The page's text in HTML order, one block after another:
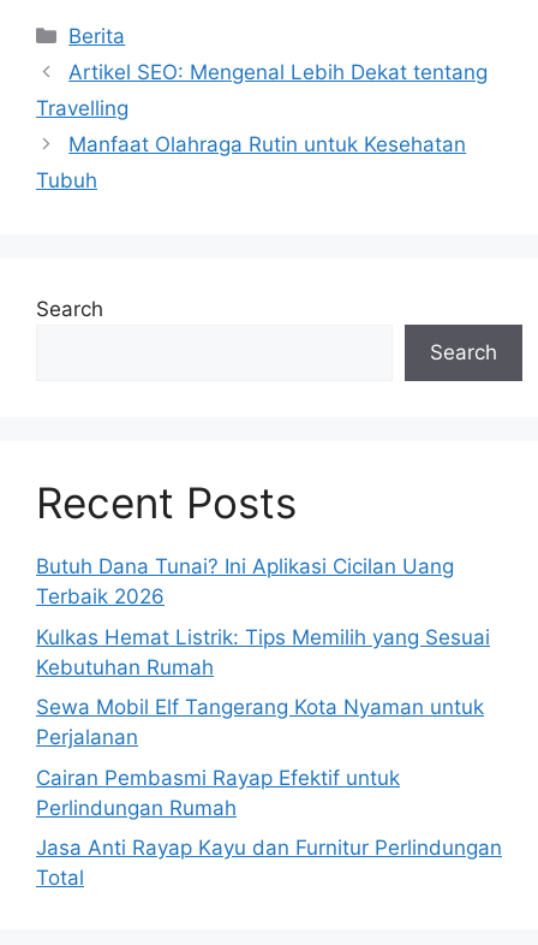
Categories
Berita
Artikel SEO: Mengenal Lebih Dekat tentang
Travelling
Manfaat Olahraga Rutin untuk Kesehatan
Tubuh
Search
Search
Recent Posts
Butuh Dana Tunai? Ini Aplikasi Cicilan Uang
Terbaik 2026
Kulkas Hemat Listrik: Tips Memilih yang Sesuai
Kebutuhan Rumah
Sewa Mobil Elf Tangerang Kota Nyaman untuk
Perjalanan
Cairan Pembasmi Rayap Efektif untuk
Perlindungan Rumah
Jasa Anti Rayap Kayu dan Furnitur Perlindungan
Total